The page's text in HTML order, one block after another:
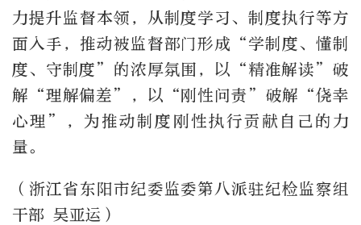
力提升监督本领，从制度学习、制度执行等方
面入手，推动被监督部门形成“学制度、懂制
度、守制度”的浓厚氛围，以“精准解读”破
解“理解偏差”，以“刚性问责”破解“侥幸
心理”，为推动制度刚性执行贡献自己的力
量。
（浙江省东阳市纪委监委第八派驻纪检监察组
干部 吴亚运）